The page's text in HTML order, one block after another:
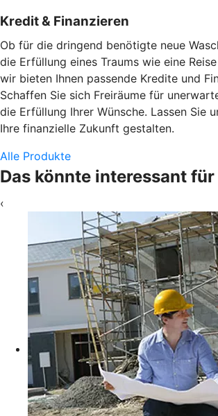
Kredit & Finanzieren
Ob für die dringend benötigte neue
die Erfüllung eines Traums wie eine
wir bieten Ihnen passende Kredite und
Schaffen Sie sich Freiräume für
die Erfüllung Ihrer Wünsche. Lassen Sie
Ihre finanzielle Zukunft gestalten.
Alle Produkte
Das könnte interessant für
‹